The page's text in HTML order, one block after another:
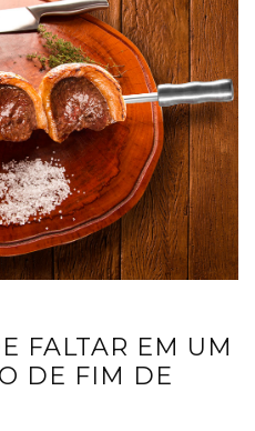
FALTAR EM UM
DE FIM DE